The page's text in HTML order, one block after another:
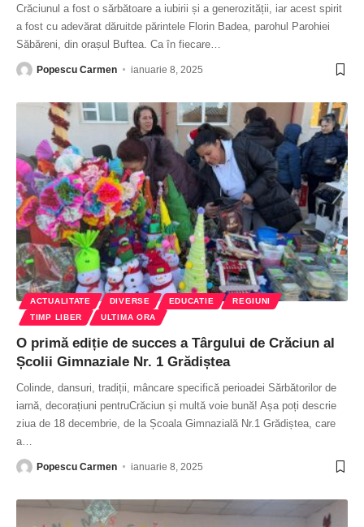
Crăciunul a fost o sărbătoare a iubirii și a generozității, iar acest spirit
a fost cu adevărat dăruitde părintele Florin Badea, parohul Parohiei
Săbăreni, din orașul Buftea. Ca în fiecare
Popescu Carmen ianuarie 8, 2025
ACTUALITATE DIVERSE EDUCATIE
REGIUNI
TIMP LIBER
ULTIMA ORA
O primă ediție de succes a Târgului de Crăciun al
Școlii Gimnaziale Nr. 1 Grădiștea
Colinde, dansuri, tradiții, mâncare specifică perioadei Sărbătorilor de
iarnă, decorațiuni pentruCrăciun și multă voie bună! Așa poți descrie
ziua de 18 decembrie, de la Școala Gimnazială Nr.1 Grădiștea, care
a
Popescu Carmen ianuarie 8, 2025